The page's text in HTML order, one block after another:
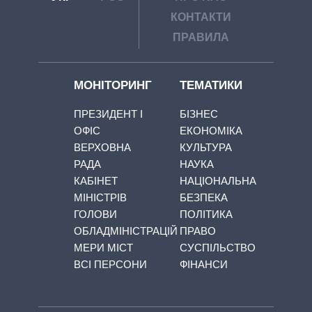
КОНТАКТИ
ПРАВИЛА
МОНІТОРИНГ
ПРЕЗИДЕНТ І
ОФІС
ВЕРХОВНА
РАДА
КАБІНЕТ
МІНІСТРІВ
ГОЛОВИ
ОБЛАДМІНІСТРАЦІЙ
МЕРИ МІСТ
ВСІ ПЕРСОНИ
ТЕМАТИКИ
БІЗНЕС
ЕКОНОМІКА
КУЛЬТУРА
НАУКА
НАЦІОНАЛЬНА
БЕЗПЕКА
ПОЛІТИКА
ПРАВО
СУСПІЛЬСТВО
ФІНАНСИ